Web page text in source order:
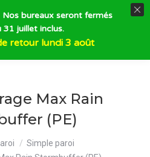
Max Rain
(PE)
Simple paroi
Nos bureaux seront fermés
31 juillet inclus.
retour lundi 3 août